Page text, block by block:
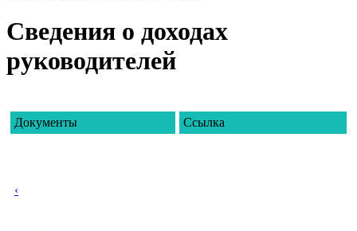
Сведения о доходах
руководителей
Документы Ссылка
‹